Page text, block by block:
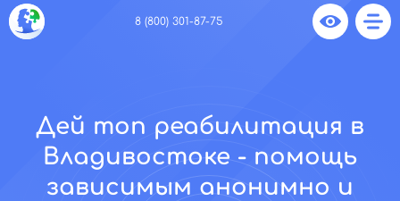
8 (800) 301-87-75
Дей топ реабилитация в
Владивостоке - помощь
зависимым анонимно и